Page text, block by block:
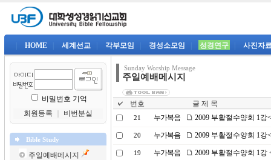
HOME 세계선교 각부모임 경성소모임 성경연구 사진자
비밀번호 기억
회원등록
비번분실
Bible Study
주일예배메시지
Sunday Worship Message
주일예배메시지
번호 글 제 목
21 누가복음 2009 부활절수양회 1
20 누가복음 2009 부활절수양회 1
19 누가복음 2009 부활절수양회 1